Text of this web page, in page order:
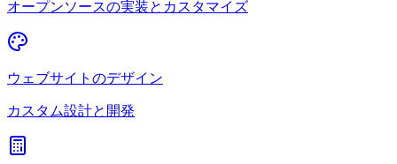
オープンソースの実装とカスタマイズ
ウェブサイトのデザイン
カスタム設計と開発